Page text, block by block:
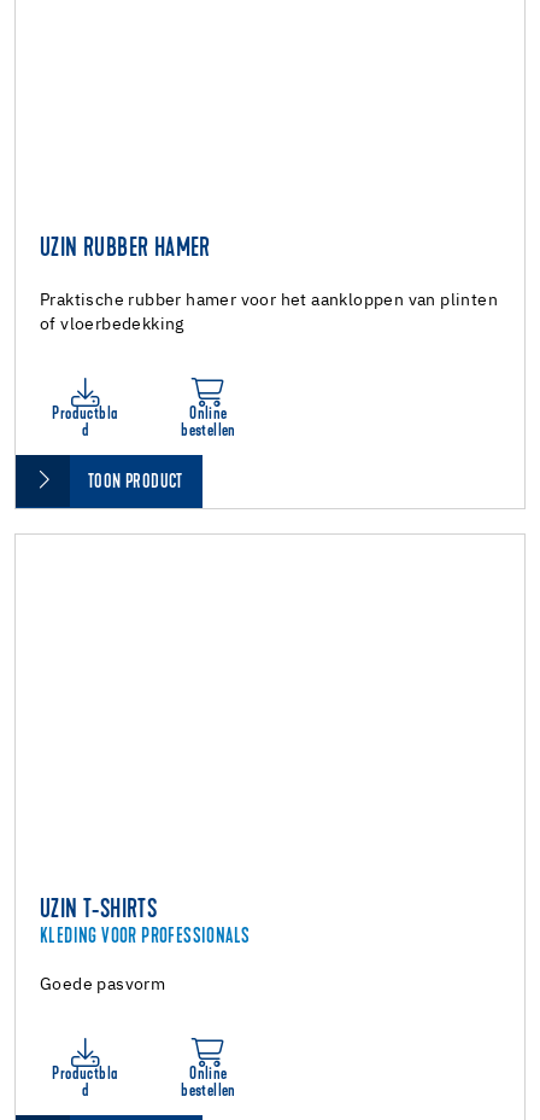
UZIN RUBBER HAMER
Praktische rubber hamer voor het aankloppen van plinten
of vloerbedekking
Productbla
d
Online
bestellen
TOON PRODUCT
UZIN T-SHIRTS
KLEDING VOOR PROFESSIONALS
Goede pasvorm
Productbla
d
Online
bestellen